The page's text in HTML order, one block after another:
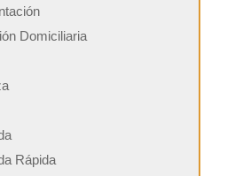
Domiciliaria
Rápida